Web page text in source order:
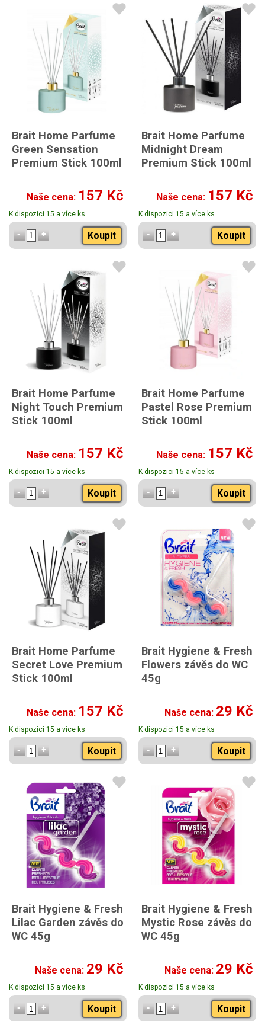
Brait Home Parfume
Green Sensation
Premium Stick 100ml
Naše cena: 157 Kč
K dispozici 15 a více ks
Koupit
Brait Home Parfume
Midnight Dream
Premium Stick 100ml
Naše cena: 157 Kč
K dispozici 15 a více ks
Koupit
Brait Home Parfume
Night Touch Premium
Stick 100ml
Naše cena: 157 Kč
K dispozici 15 a více ks
Koupit
Brait Home Parfume
Pastel Rose Premium
Stick 100ml
Naše cena: 157 Kč
K dispozici 15 a více ks
Koupit
Brait Home Parfume
Secret Love Premium
Stick 100ml
Naše cena: 157 Kč
K dispozici 15 a více ks
Koupit
Brait Hygiene & Fresh
Flowers závěs do WC
45g
Naše cena: 29 Kč
K dispozici 15 a více ks
Koupit
Brait Hygiene & Fresh
Lilac Garden závěs do
WC 45g
Naše cena: 29 Kč
K dispozici 15 a více ks
Koupit
Brait Hygiene & Fresh
Mystic Rose závěs do
WC 45g
Naše cena: 29 Kč
K dispozici 15 a více ks
Koupit